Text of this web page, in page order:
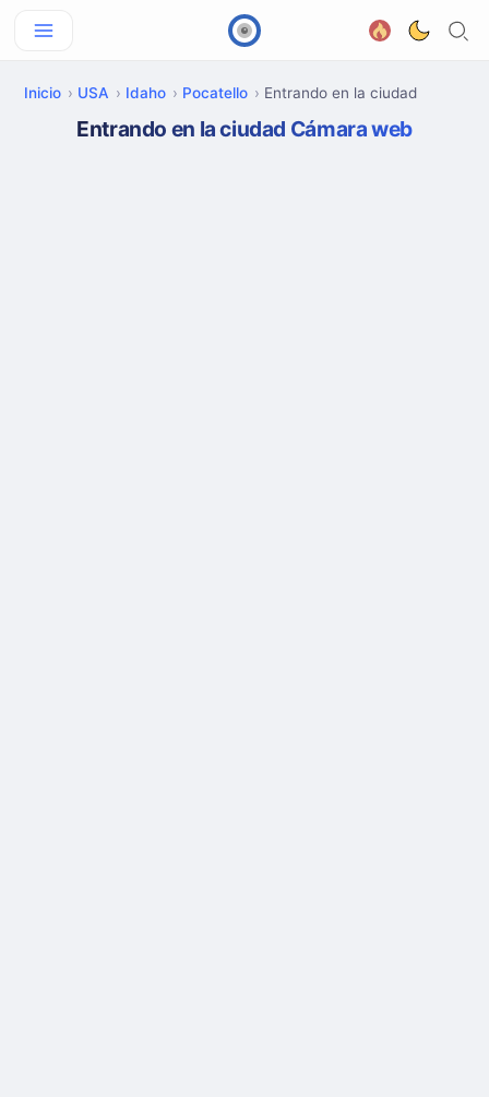
Inicio USA Idaho Pocatello Entrando en la ciudad
Entrando en la ciudad Cámara web